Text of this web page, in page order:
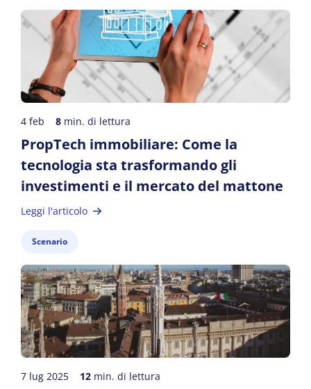
4 feb 8 min. di lettura
PropTech immobiliare: Come la
tecnologia sta trasformando gli
investimenti e il mercato del mattone
Leggi l'articolo
Scenario
7 lug 2025 12 min. di lettura